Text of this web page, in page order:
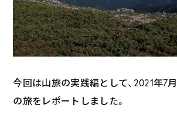
今回は山旅の実践編として、2021年7
の旅をレポートしました。